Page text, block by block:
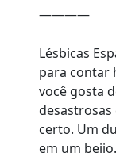
————
Lésbicas
para contar
você gosta
desastrosas
certo. Um
em um